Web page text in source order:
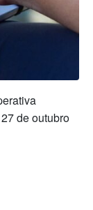
de outubro